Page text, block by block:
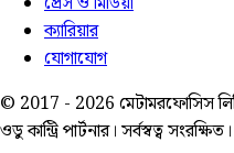
ক্যারিয়ার
যোগাযোগ
© 2017 - 2026 মেটামরফোসিস
ওডু কান্ট্রি পার্টনার। সর্বস্বত্ব সংরক্ষিত।